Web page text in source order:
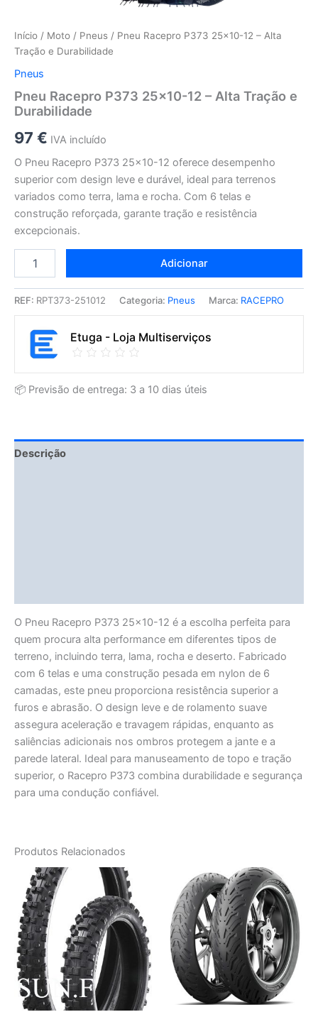
Início / Moto / Pneus / Pneu Racepro P373 25×10-12 – Alta
Tração e Durabilidade
Pneus
Pneu Racepro P373 25×10-12 – Alta Tração e
Durabilidade
97 € IVA incluído
O Pneu Racepro P373 25×10-12 oferece desempenho
superior com design leve e durável, ideal para terrenos
variados como terra, lama e rocha. Com 6 telas e
construção reforçada, garante tração e resistência
excepcionais.
Adicionar
REF: RPT373-251012 Categoria: Pneus Marca: RACEPRO
Etuga - Loja Multiserviços
📦 Previsão de entrega: 3 a 10 dias úteis
Descrição
O Pneu Racepro P373 25×10-12 é a escolha perfeita para
quem procura alta performance em diferentes tipos de
terreno, incluindo terra, lama, rocha e deserto. Fabricado
com 6 telas e uma construção pesada em nylon de 6
camadas, este pneu proporciona resistência superior a
furos e abrasão. O design leve e de rolamento suave
assegura aceleração e travagem rápidas, enquanto as
saliências adicionais nos ombros protegem a jante e a
parede lateral. Ideal para manuseamento de topo e tração
superior, o Racepro P373 combina durabilidade e segurança
para uma condução confiável.
Produtos Relacionados